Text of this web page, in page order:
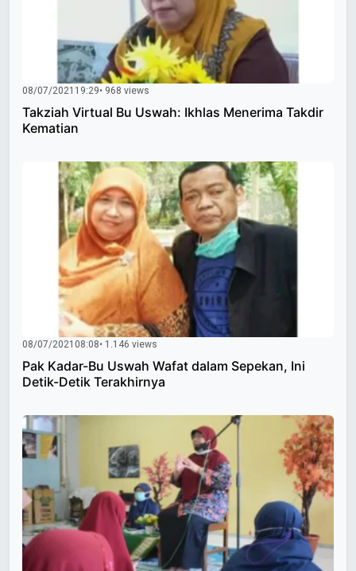
08/07/2021 19:29• 968 views
Takziah Virtual Bu Uswah: Ikhlas Menerima Takdir
Kematian
08/07/202108:08• 1.146 views
Pak Kadar-Bu Uswah Wafat dalam Sepekan, Ini
Detik-Detik Terakhirnya